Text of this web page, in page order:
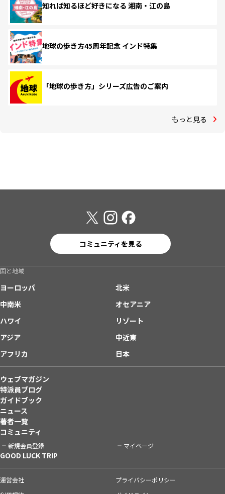
知れば知るほど好きになる 湘南・江の島
地球の歩き方45周年記念 インド特集
「地球の歩き方」シリーズ広告のご案内
もっと見る
コミュニティを見る
国と地域
ヨーロッパ
北米
中南米
オセアニア
ハワイ
リゾート
アジア
中近東
アフリカ
日本
ウェブマガジン
特派員ブログ
ガイドブック
ニュース
著者一覧
コミュニティ
新規会員登録 マイページ
GOOD LUCK TRIP
運営会社
プライバシーポリシー